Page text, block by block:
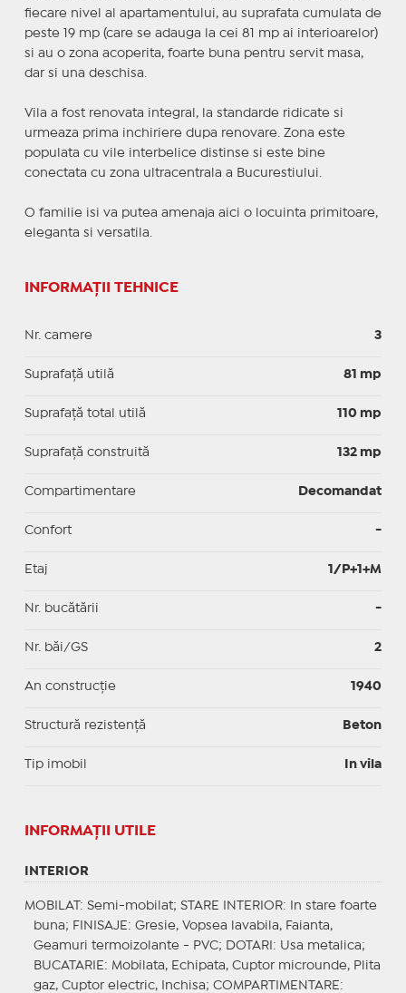
fiecare nivel al apartamentului, au suprafata cumulata de
peste 19 mp (care se adauga la cei 81 mp ai interioarelor)
si au o zona acoperita, foarte buna pentru servit masa,
dar si una deschisa.
Vila a fost renovata integral, la standarde ridicate si
urmeaza prima inchiriere dupa renovare. Zona este
populata cu vile interbelice distinse si este bine
conectata cu zona ultracentrala a Bucurestiului.
O familie isi va putea amenaja aici o locuinta primitoare,
eleganta si versatila.
INFORMAȚII TEHNICE
Nr. camere 3
Suprafaţă utilă 81 mp
Suprafaţă total utilă 110 mp
Suprafaţă construită 132 mp
Compartimentare Decomandat
Confort -
Etaj 1/P+1+M
Nr. bucătării -
Nr. băi/GS 2
An construcție 1940
Structură rezistență Beton
Tip imobil In vila
INFORMAŢII UTILE
INTERIOR
MOBILAT : Semi-mobilat; STARE INTERIOR: In stare foarte
buna; FINISAJE : Gresie, Vopsea lavabila, Faianta,
Geamuri termoizolante - PVC;
DOTARI : Usa metalica;
BUCATARIE : Mobilata, Echipata, Cuptor microunde, Plita
gaz, Cuptor electric, Inchisa; COMPARTIMENTARE :